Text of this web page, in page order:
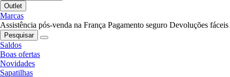
Outlet
Marcas
Assistência pós-venda na França Pagamento seguro Devoluções fáceis
Pesquisar
Saldos
Boas ofertas
Novidades
Sapatilhas